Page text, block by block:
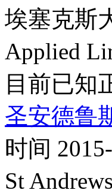
埃塞克斯
Applied
目前已知
圣安德鲁
时间
St